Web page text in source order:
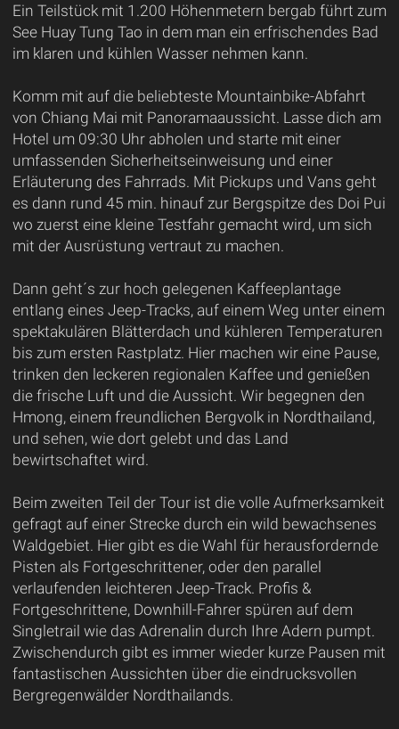
Ein Teilstück mit 1.200 Höhenmetern bergab führt zum
See Huay Tung Tao in dem man ein erfrischendes Bad
im klaren und kühlen Wasser nehmen kann.
Komm mit auf die beliebteste Mountainbike-Abfahrt
von Chiang Mai mit Panoramaaussicht. Lasse dich am
Hotel um 09:30 Uhr abholen und starte mit einer
umfassenden Sicherheitseinweisung und einer
Erläuterung des Fahrrads. Mit Pickups und Vans geht
es dann rund 45 min. hinauf zur Bergspitze des Doi Pui
wo zuerst eine kleine Testfahr gemacht wird, um sich
mit der Ausrüstung vertraut zu machen.
Dann geht´s zur hoch gelegenen Kaffeeplantage
entlang eines Jeep-Tracks, auf einem Weg unter einem
spektakulären Blätterdach und kühleren Temperaturen
bis zum ersten Rastplatz. Hier machen wir eine Pause,
trinken den leckeren regionalen Kaffee und genießen
die frische Luft und die Aussicht. Wir begegnen den
Hmong, einem freundlichen Bergvolk in Nordthailand,
und sehen, wie dort gelebt und das Land
bewirtschaftet wird.
Beim zweiten Teil der Tour ist die volle Aufmerksamkeit
gefragt auf einer Strecke durch ein wild bewachsenes
Waldgebiet. Hier gibt es die Wahl für herausfordernde
Pisten als Fortgeschrittener, oder den parallel
verlaufenden leichteren Jeep-Track. Profis &
Fortgeschrittene, Downhill-Fahrer spüren auf dem
Singletrail wie das Adrenalin durch Ihre Adern pumpt.
Zwischendurch gibt es immer wieder kurze Pausen mit
fantastischen Aussichten über die eindrucksvollen
Bergregenwälder Nordthailands.